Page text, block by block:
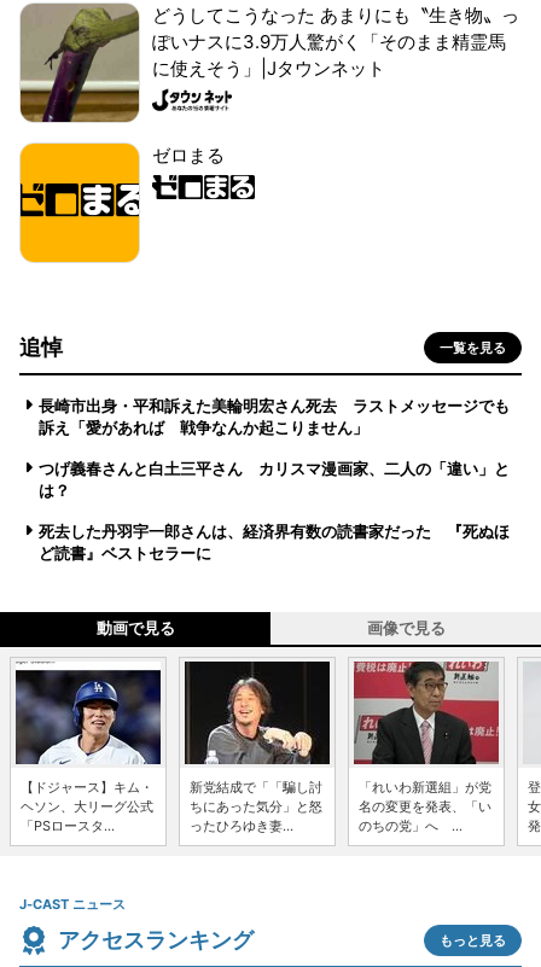
どうしてこうなった あまりにも〝生き物〟っ
ぽいナスに3.9万人驚がく「そのまま精霊馬
に使えそう」|Jタウンネット
ゼロまる
追悼 一覧を見る
長崎市出身・平和訴えた美輪明宏さん死去 ラストメッセージでも
訴え「愛があれば 戦争なんか起こりません」
つげ義春さんと白土三平さん カリスマ漫画家、二人の「違い」と
は？
死去した丹羽宇一郎さんは、経済界有数の読書家だった 『死ぬほ
ど読書』ベストセラーに
動画で見る 画像で見る
【ドジャース】キム・
ヘソン、大リーグ公式
「PSロースタ...
新党結成で「「騙し討
ちにあった気分」と怒
ったひろゆき妻...
「れいわ新選組」が党
名の変更を発表、「い
のちの党」へ ...
J-CAST ニュース
アクセスランキング もっと見る